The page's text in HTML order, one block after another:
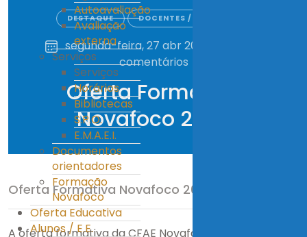
Autoavaliação
Avaliação
externa
Serviços
Serviços
Horários
Bibliotecas
S.P.O.
E.M.A.E.I.
Documentos
orientadores
Formação
Novafoco
Oferta Educativa
Alunos / E.E.
DESTAQUE DOCENTES / TÉCNICOS
segunda-feira, 27 abr 2026
comentários
Oferta Formativa
Novafoco 2026
Oferta Formativa Novafoco 2026
A oferta formativa da CFAE Novafoco para os